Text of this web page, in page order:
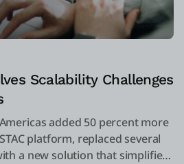
Scalability Challenges
added 50 percent more
platform, replaced several
a new solution that simplifies